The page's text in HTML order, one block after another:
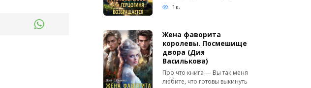
1к.
Жена фаворита
королевы. Посмешище
двора (Дия
Василькова)
Про что книга — Вы так меня
любите, что готовы выкинуть